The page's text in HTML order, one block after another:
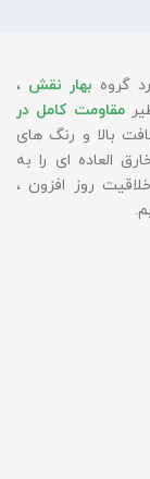
گروه بهار نقش ،
مقاومت کامل در
بالا و رنگ های
العاده ای را به
روز افزون ،